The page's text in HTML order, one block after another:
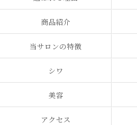
商品紹介
当サロンの特徴
シワ
美容
アクセス